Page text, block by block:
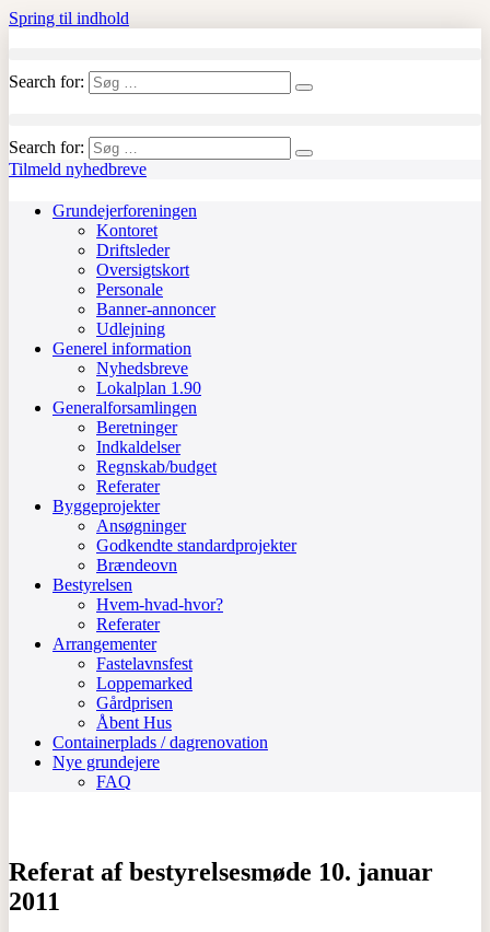
Spring til indhold
Search for:
Search for:
Tilmeld nyhedbreve
Grundejerforeningen
Kontoret
Driftsleder
Oversigtskort
Personale
Banner-annoncer
Udlejning
Generel information
Nyhedsbreve
Lokalplan 1.90
Generalforsamlingen
Beretninger
Indkaldelser
Regnskab/budget
Referater
Byggeprojekter
Ansøgninger
Godkendte standardprojekter
Brændeovn
Bestyrelsen
Hvem-hvad-hvor?
Referater
Arrangementer
Fastelavnsfest
Loppemarked
Gårdprisen
Åbent Hus
Containerplads / dagrenovation
Nye grundejere
FAQ
Referat af bestyrelsesmøde 10. januar
2011